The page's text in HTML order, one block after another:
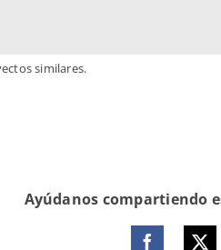
similares.
Ayúdanos compartiendo